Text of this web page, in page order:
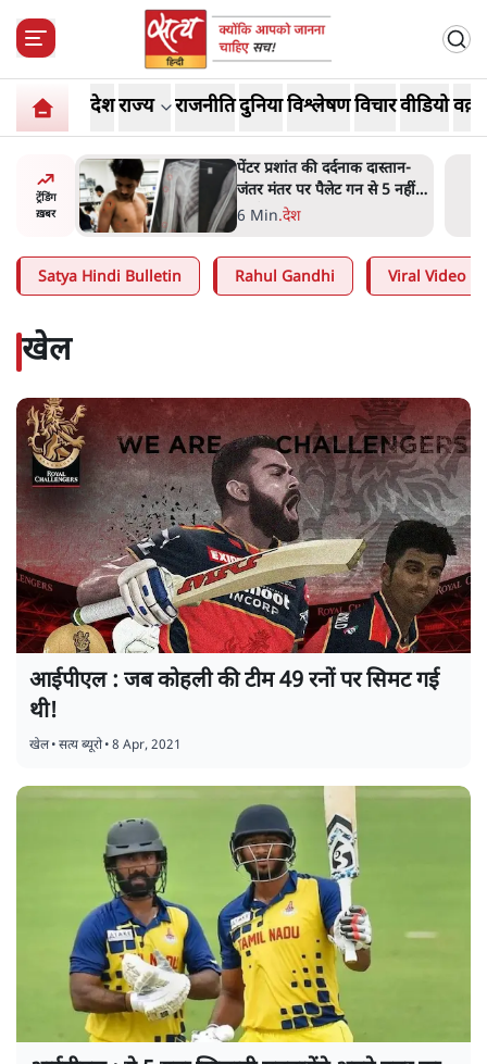
देशराज्य राजनीतिदुनियाविश्लेषणविचारवीडियो
ट्रेंडिंग
ख़बर
5 नहीं,
क्या 95 साल पुराने भारतीय
सांख्यिकी संस्थान की स्वायत्तता पर
भी अब मंडरा रहा ख़तरा?
8 Min.विश्लेषण
Satya Hindi Bulletin Rahul Gandhi Viral Video
खेल
आईपीएल : जब कोहली की टीम 49 रनों पर सिमट गई
थी!
खेल•सत्य ब्यूरो•8 Apr, 2021